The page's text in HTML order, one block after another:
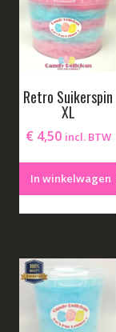
Retro Suikerspin
XL
€ 4,50 incl. BTW
In winkelwagen